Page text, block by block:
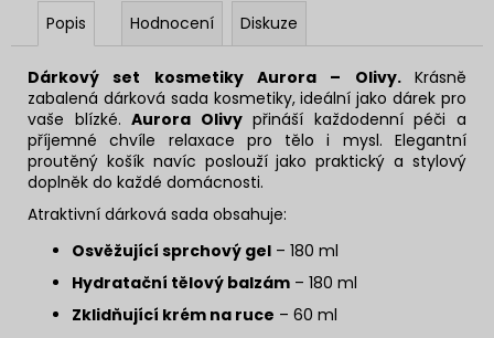
Popis Hodnocení Diskuze
Dárkový set kosmetiky Aurora – Olivy. Krásně
zabalená dárková sada kosmetiky, ideální jako dárek pro
vaše blízké.Aurora Olivypřináší každodenní péči a
příjemné chvíle relaxace pro tělo i mysl. Elegantní
proutěný košík navíc poslouží jako praktický a stylový
doplněk do každé domácnosti.
Atraktivní dárková sada obsahuje:
Osvěžující sprchový gel – 180 ml
Hydratační tělový balzám – 180 ml
Zklidňující krém na ruce – 60 ml